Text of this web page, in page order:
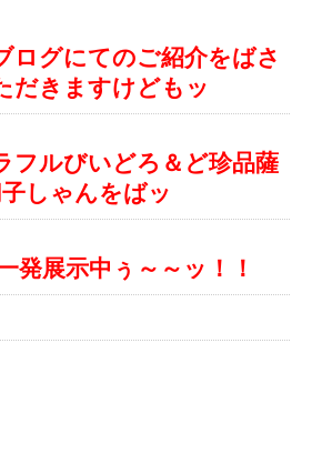
ログにてのご紹介をばさ
だきますけどもッ
フルびいどろ＆ど珍品薩
しゃんをばッ
発展示中ぅ～～ッ！！